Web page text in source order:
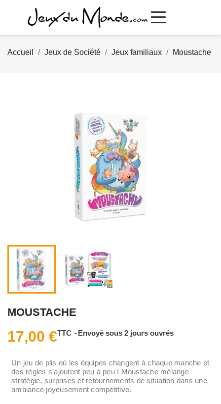
Accueil Jeux de Société Jeux familiaux Moustache
MOUSTACHE
17,00 €TTC Envoyé sous 2 jours ouvrés
Un jeu de plis où les équipes changent à chaque manche et
des règles s’ajoutent peu à peu ! Moustache mélange
stratégie, surprises et retournements de situation dans une
ambiance joyeusement compétitive.